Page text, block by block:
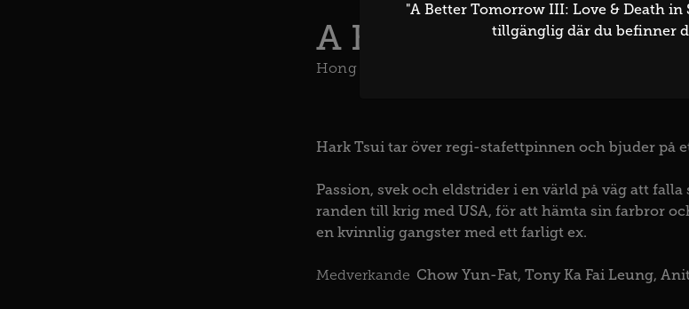
"A Better Tomorrow III: Love & Death in
tillgänglig där du befinner
A Better Tomorrow
Hong Kong SAR Kina
Hark Tsui tar över regi-stafettpinnen och bjuder på
Passion, svek och eldstrider i en värld på väg att
randen till krig med USA, för att hämta sin farbror
en kvinnlig gangster med ett farligt ex.
Medverkande Chow Yun-Fat Tony Ka Fai Leung